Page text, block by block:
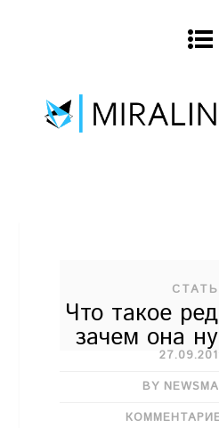
Что такое
зачем она
BY